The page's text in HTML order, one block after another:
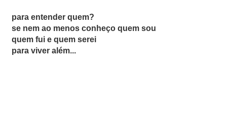
para entender quem?
se nem ao menos conheço quem sou
quem fui e quem serei
para viver além...